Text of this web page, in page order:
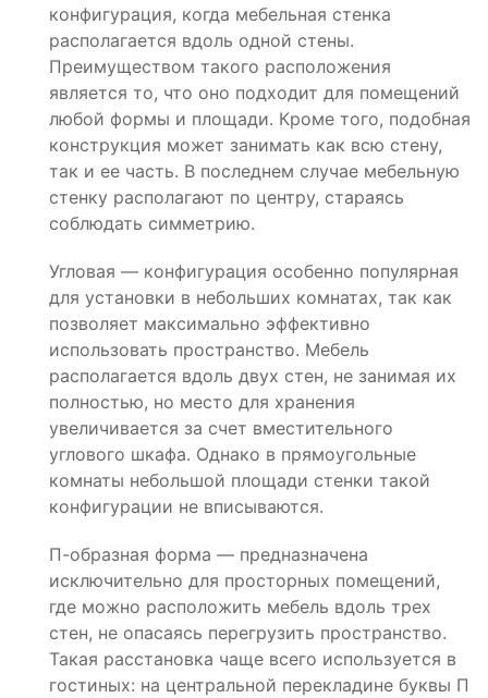
конфигурация, когда мебельная стенка
располагается вдоль одной стены.
Преимуществом такого расположения
является то, что оно подходит для помещений
любой формы и площади. Кроме того, подобная
конструкция может занимать как всю стену,
так и ее часть. В последнем случае мебельную
стенку располагают по центру, стараясь
соблюдать симметрию.
Угловая — конфигурация особенно популярная
для установки в небольших комнатах, так как
позволяет максимально эффективно
использовать пространство. Мебель
располагается вдоль двух стен, не занимая их
полностью, но место для хранения
увеличивается за счет вместительного
углового шкафа. Однако в прямоугольные
комнаты небольшой площади стенки такой
конфигурации не вписываются.
П-образная форма — предназначена
исключительно для просторных помещений,
где можно расположить мебель вдоль трех
стен, не опасаясь перегрузить пространство.
Такая расстановка чаще всего используется в
гостиных: на центральной перекладине буквы П